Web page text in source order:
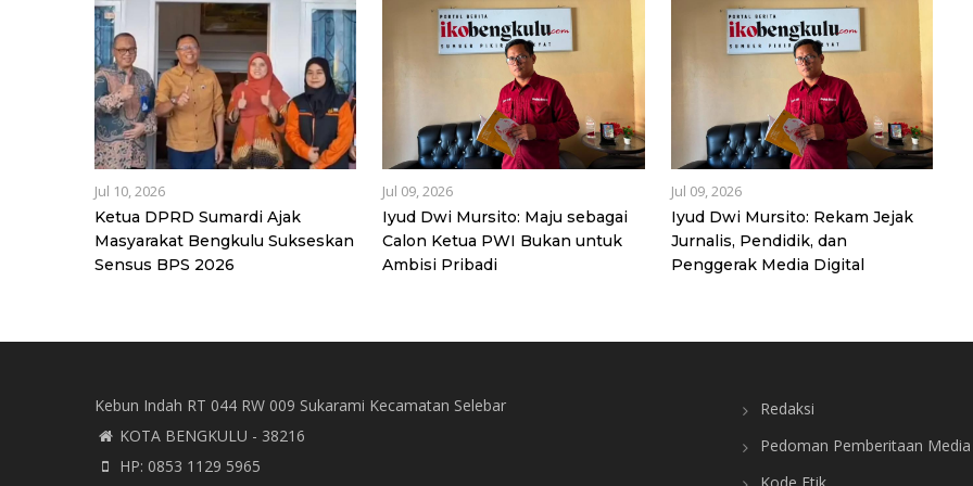
Jul 10, 2026
Ketua DPRD Sumardi Ajak
Masyarakat Bengkulu Sukseskan
Sensus BPS 2026
Jul 09, 2026
Iyud Dwi Mursito: Maju sebagai
Calon Ketua PWI Bukan untuk
Ambisi Pribadi
Jul 09, 2026
Iyud Dwi Mursito: Rekam Jejak
Jurnalis, Pendidik, dan
Penggerak Media Digital
Kebun Indah RT 044 RW 009 Sukarami Kecamatan Selebar
KOTA BENGKULU - 38216
HP: 0853 1129 5965
Redaksi
Pedoman Pemberitaan Media